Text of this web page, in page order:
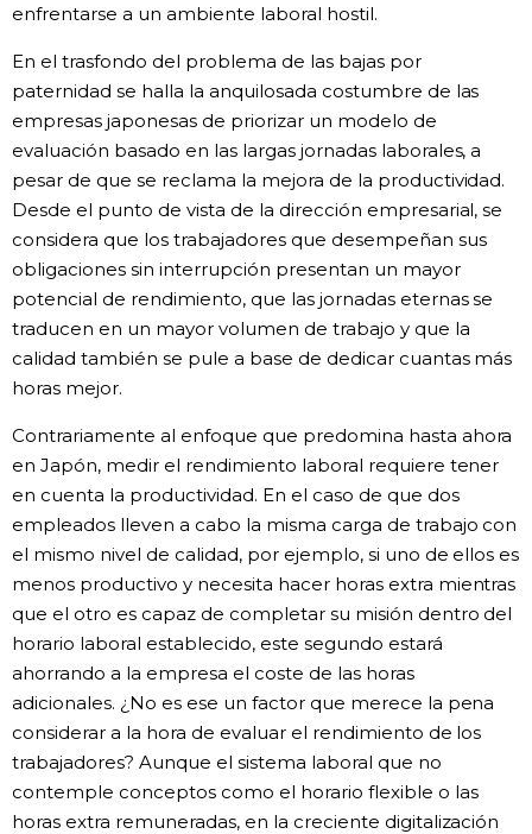
enfrentarse a un ambiente laboral hostil.
En el trasfondo del problema de las bajas por
paternidad se halla la anquilosada costumbre de las
empresas japonesas de priorizar un modelo de
evaluación basado en las largas jornadas laborales, a
pesar de que se reclama la mejora de la productividad.
Desde el punto de vista de la dirección empresarial, se
considera que los trabajadores que desempeñan sus
obligaciones sin interrupción presentan un mayor
potencial de rendimiento, que las jornadas eternas se
traducen en un mayor volumen de trabajo y que la
calidad también se pule a base de dedicar cuantas más
horas mejor.
Contrariamente al enfoque que predomina hasta ahora
en Japón, medir el rendimiento laboral requiere tener
en cuenta la productividad. En el caso de que dos
empleados lleven a cabo la misma carga de trabajo con
el mismo nivel de calidad, por ejemplo, si uno de ellos es
menos productivo y necesita hacer horas extra mientras
que el otro es capaz de completar su misión dentro del
horario laboral establecido, este segundo estará
ahorrando a la empresa el coste de las horas
adicionales. ¿No es ese un factor que merece la pena
considerar a la hora de evaluar el rendimiento de los
trabajadores? Aunque el sistema laboral que no
contemple conceptos como el horario flexible o las
horas extra remuneradas, en la creciente digitalización